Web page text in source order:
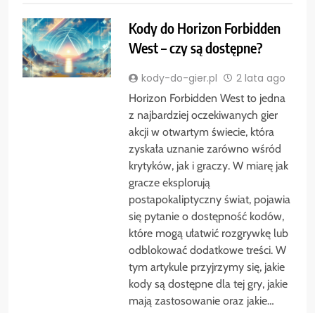
Kody do Horizon Forbidden
West – czy są dostępne?
kody-do-gier.pl 2 lata ago
Horizon Forbidden West to jedna
z najbardziej oczekiwanych gier
akcji w otwartym świecie, która
zyskała uznanie zarówno wśród
krytyków, jak i graczy. W miarę jak
gracze eksplorują
postapokaliptyczny świat, pojawia
się pytanie o dostępność kodów,
które mogą ułatwić rozgrywkę lub
odblokować dodatkowe treści. W
tym artykule przyjrzymy się, jakie
kody są dostępne dla tej gry, jakie
mają zastosowanie oraz jakie…